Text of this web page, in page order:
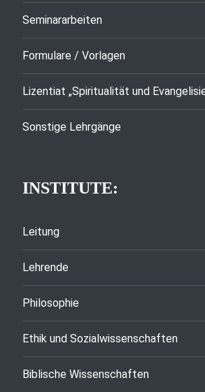
Seminararbeiten
Formulare / Vorlagen
Lizentiat „Spiritualität und
Sonstige Lehrgänge
INSTITUTE:
Leitung
Lehrende
Philosophie
Ethik und Sozialwissenschaften
Biblische Wissenschaften